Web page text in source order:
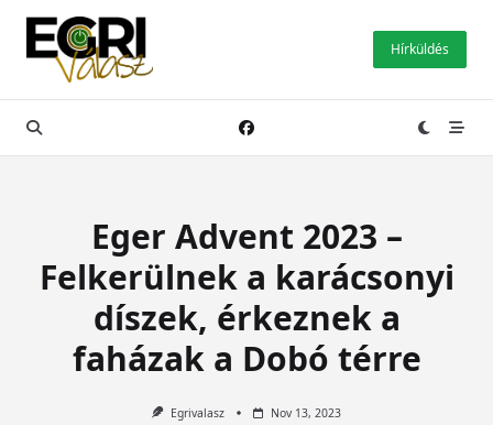
Skip
content
Hírküldés
Eger Advent 2023 –
Felkerülnek a karácsonyi
díszek, érkeznek a
faházak a Dobó térre
Egrivalasz Nov 13, 2023